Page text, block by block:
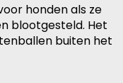
honden als ze
blootgesteld. Het
buiten het